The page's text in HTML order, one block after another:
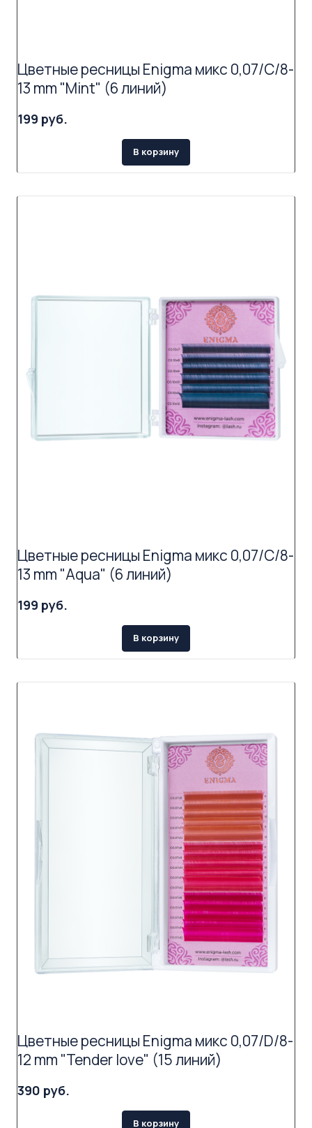
Цветные ресницы Enigma микс 0,07/C/8-
13 mm "Mint" (6 линий)
199 руб.
В корзину
Цветные ресницы Enigma микс 0,07/C/8-
13 mm "Aqua" (6 линий)
199 руб.
В корзину
Цветные ресницы Enigma микс 0,07/D/8-
12 mm "Tender love" (15 линий)
390 руб.
В корзину